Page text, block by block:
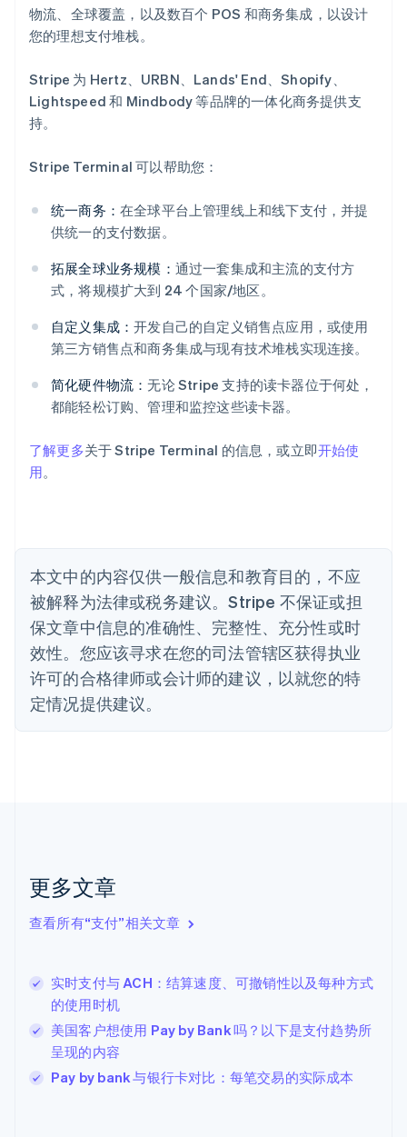
物流、全球覆盖，以及数百个 POS 和商务集成，以设计
您的理想支付堆栈。
Stripe 为 Hertz、URBN、Lands' End、Shopify、
Lightspeed 和 Mindbody 等品牌的一体化商务提供支
持。
Stripe Terminal 可以帮助您：
统一商务： 在全球平台上管理线上和线下支付，并提
供统一的支付数据。
拓展全球业务规模： 通过一套集成和主流的支付方
式，将规模扩大到 24 个国家/地区。
自定义集成：开发自己的自定义销售点应用，或使用
第三方销售点和商务集成与现有技术堆栈实现连接。
简化硬件物流：无论 Stripe 支持的读卡器位于何处，
都能轻松订购、管理和监控这些读卡器。
了解更多关于 Stripe Terminal 的信息，或立即开始使
用。
本文中的内容仅供一般信息和教育目的，不应
被解释为法律或税务建议。Stripe 不保证或担
保文章中信息的准确性、完整性、充分性或时
效性。您应该寻求在您的司法管辖区获得执业
许可的合格律师或会计师的建议，以就您的特
定情况提供建议。
更多文章
查看所有“支付”相关文章
实时支付与 ACH：结算速度、可撤销性以及每种方式
的使用时机
美国客户想使用 Pay by Bank 吗？以下是支付趋势所
呈现的内容
Pay by bank 与银行卡对比：每笔交易的实际成本
阿联酋
爱尔兰
English
English
奥地利
DeutschEnglish
English
比利时
波兰
English
丹麦
English
德国
Deutsch English
法国
FrançaisEnglish
芬兰
克罗地亚
EnglishItaliano
拉脱维亚
English
列支敦士登
DeutschEnglish
卢森堡
Français Deutsch English
罗马尼亚
English